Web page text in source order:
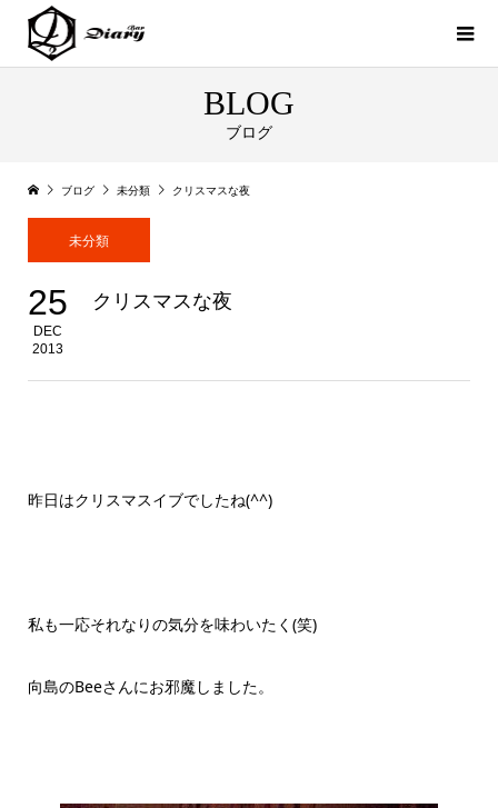
BLOG
ブログ
ブログ 未分類 クリスマスな夜
未分類
25
DEC
2013
クリスマスな夜
昨日はクリスマスイブでしたね(^^)
私も一応それなりの気分を味わいたく(笑)
向島のBeeさんにお邪魔しました。